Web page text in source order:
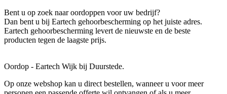
Bent u op zoek naar oordoppen voor uw bedrijf?
Dan bent u bij Eartech gehoorbescherming op het juiste adres.
Eartech gehoorbescherming levert de nieuwste en de beste
producten tegen de laagste prijs.
Oordop - Eartech Wijk bij Duurstede.
Op onze webshop kan u direct bestellen, wanneer u voor meer